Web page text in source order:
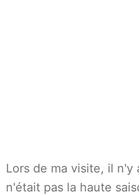
Lors de ma visite, il n'y
n'était pas la haute